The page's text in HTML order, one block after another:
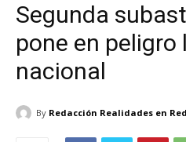
Segunda
pone en peligro
nacional
By Redacción Realidades en Red